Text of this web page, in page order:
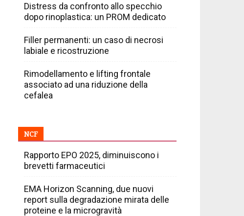
Distress da confronto allo specchio
dopo rinoplastica: un PROM dedicato
Filler permanenti: un caso di necrosi
labiale e ricostruzione
Rimodellamento e lifting frontale
associato ad una riduzione della
cefalea
NCF
Rapporto EPO 2025, diminuiscono i
brevetti farmaceutici
EMA Horizon Scanning, due nuovi
report sulla degradazione mirata delle
proteine e la microgravità